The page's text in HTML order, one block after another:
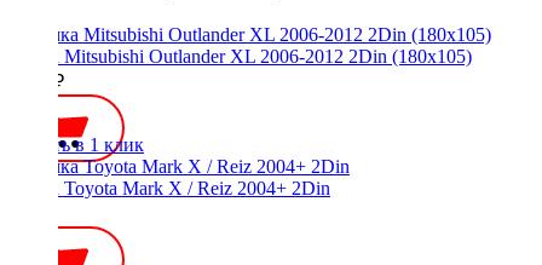
Рамка Mitsubishi Outlander XL 2006-2012 2Din (180x105)
1800 ₽
Купить в 1 клик
Рамка Toyota Mark X / Reiz 2004+ 2Din